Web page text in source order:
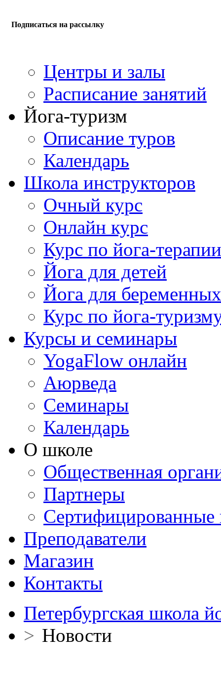
Подписаться на рассылку
Центры и залы
Расписание занятий
Йога-туризм
Описание туров
Календарь
Школа инструкторов
Очный курс
Онлайн курс
Курс по йога-терапии
Йога для детей
Йога для беременных
Курс по йога-
Курсы и семинары
YogaFlow онлайн
Аюрведа
Семинары
Календарь
О школе
Общественная
Партнеры
Сертифицированные
Преподаватели
Магазин
Контакты
Петербургская школа
> Новости